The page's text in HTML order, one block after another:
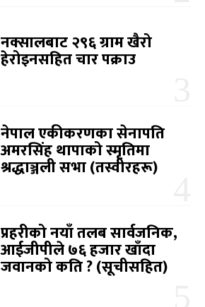
नक्सालबाट २९६ ग्राम खैरो
हेरोइनसहित चार पक्राउ
नेपाल एकीकरणका सेनापति
अमरसिंह थापाको स्मृतिमा
श्रद्धाञ्जली सभा (तस्वीरहरू)
प्रहरीको नयाँ तलब सार्वजनिक,
आईजीपीले ७६ हजार खाँदा
जवानको कति ? (सूचीसहित)